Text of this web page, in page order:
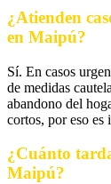
¿Atienden
en Maipú?
Sí. En casos
de medidas
abandono del
cortos, por eso es
¿Cuánto
Maipú?